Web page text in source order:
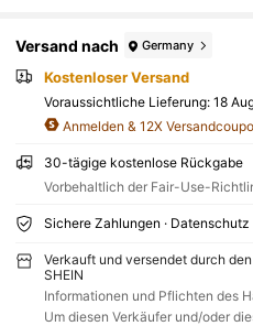
Versand nach Germany
Kostenloser Versand
Voraussichtliche Lieferung: 18
Anmelden & 12X
30-tägige kostenlose Rückgabe
Vorbehaltlich der Fair-Use-
Sichere Zahlungen · Datenschutz
Verkauft und versendet durch
SHEIN
Informationen und Pflichten des
Um diesen Verkäufer und/oder